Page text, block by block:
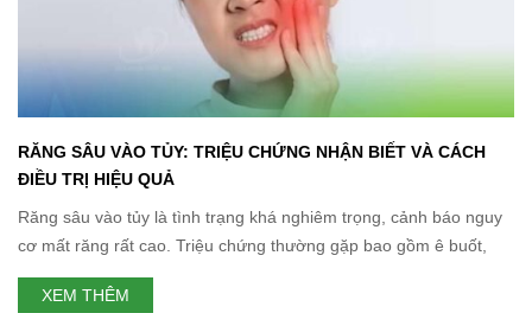
RĂNG SÂU VÀO TỦY: TRIỆU CHỨNG NHẬN BIẾT VÀ CÁCH
ĐIỀU TRỊ HIỆU QUẢ
Răng sâu vào tủy là tình trạng khá nghiêm trọng, cảnh báo nguy
cơ mất răng rất cao. Triệu chứng thường gặp bao gồm ê buốt,
đau nhức, khó chịu, viêm nhiễm và có thể nhìn thấy lỗ sâu lớn.
Có 3 cách điều trị răng sâu vào tủy là điều trị tủy, cắt chóp
XEM THÊM